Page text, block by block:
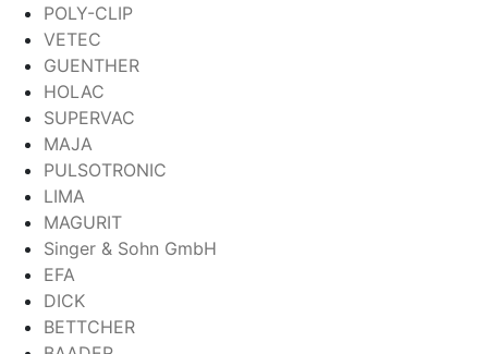
POLY-CLIP
VETEC
GUENTHER
HOLAC
SUPERVAC
MAJA
PULSOTRONIC
LIMA
MAGURIT
Singer & Sohn GmbH
EFA
DICK
BETTCHER